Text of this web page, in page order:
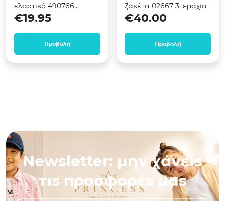
ελαστικό 490766
Μαύρο
€19.95
Προβολή
ζακέτα 02667 3τεμάχια
€40.00
Προβολή
Newsletter: μην χάνεις
τις προσφορές μας